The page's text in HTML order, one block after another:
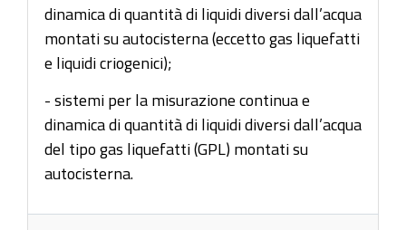
dinamica di quantità di liquidi diversi dall’acqua
montati su autocisterna (eccetto gas liquefatti
e liquidi criogenici);
- sistemi per la misurazione continua e
dinamica di quantità di liquidi diversi dall’acqua
del tipo gas liquefatti (GPL) montati su
autocisterna.